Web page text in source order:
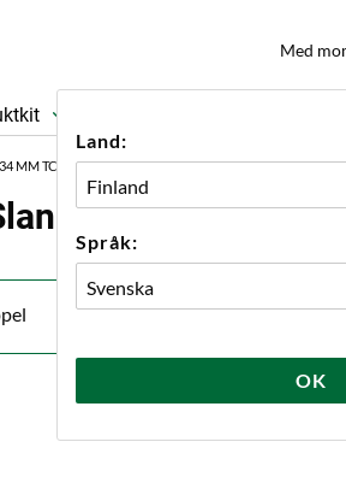
Med
Land:
Språk:
OK
MM TC BREWTOOLS
34 mm